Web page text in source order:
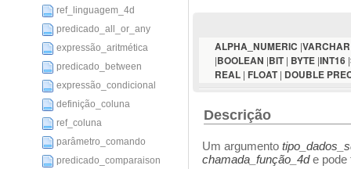
ref_linguagem_4d
predicado_all_or_any
expressão_aritmética
predicado_between
expressão_condicional
definição_coluna
ref_coluna
parâmetro_comando
predicado_comparaison
ALPHA_NUMERIC |
|BOOLEAN |BIT | BYTE |INT16 |
REAL | FLOAT | DOUBLE
Descrição
Um argumento
chamada_função_4de pode